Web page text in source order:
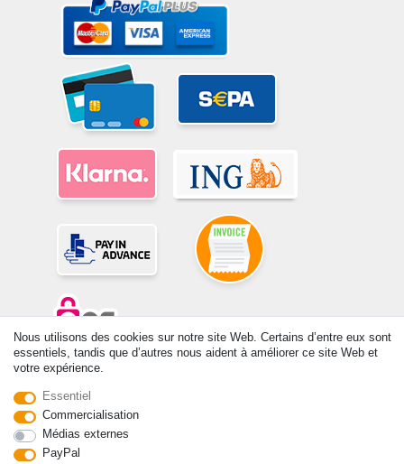
© Copyright 2026 | Tous droits réservés. -Tous droits réservés – Les
en Euros TTC. Les conditions s’appliquent aux livraisons en France !
Nous utilisons des cookies sur notre site Web. Certains d’entre eux sont
essentiels, tandis que d’autres nous aident à améliorer ce site Web et
votre expérience.
Essentiel
Commercialisation
Médias externes
PayPal
Rétracter le contrat ici